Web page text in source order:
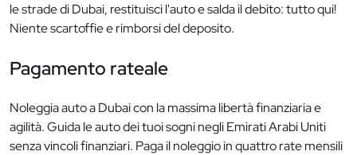
le strade di Dubai, restituisci l'auto e salda il debito: tutto qui!
Niente scartoffie e rimborsi del deposito.
Pagamento rateale
Noleggia auto a Dubai con la massima libertà finanziaria e
agilità. Guida le auto dei tuoi sogni negli Emirati Arabi Uniti
senza vincoli finanziari. Paga il noleggio in quattro rate mensili